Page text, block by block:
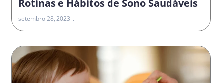
Rotinas e Hábitos de Sono Saudáveis
setembro 28, 2023